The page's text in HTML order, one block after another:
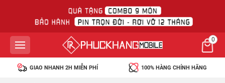
0
GIAO NHANH 2H MIỄN PHÍ 100% HÀNG CHÍNH HÃNG